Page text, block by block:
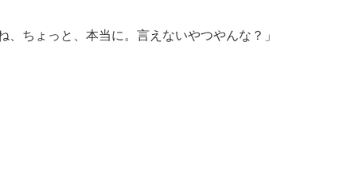
ちょっと、本当に。言えないやつやんな？」